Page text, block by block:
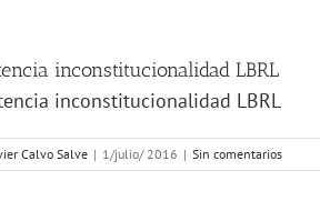
inconstitucionalidad LBRL
inconstitucionalidad LBRL
Calvo Salve | 1/julio/ 2016 | Sin comentarios